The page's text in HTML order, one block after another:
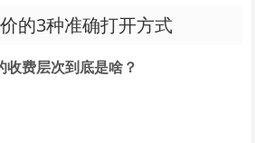
的3种准确打开方式
费层次到底是啥？